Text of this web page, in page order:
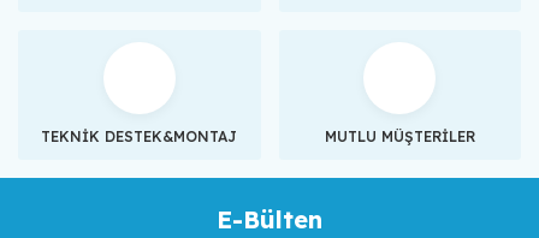
TEKNİK DESTEK&MONTAJ MUTLU MÜŞTERİLER
E-Bülten